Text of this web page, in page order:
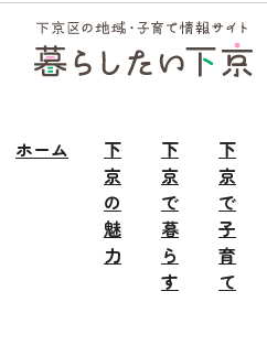
フッ
ター
ホーム
下
京
の
魅
力
下
京
で
暮
ら
す
下
京
で
子
育
て